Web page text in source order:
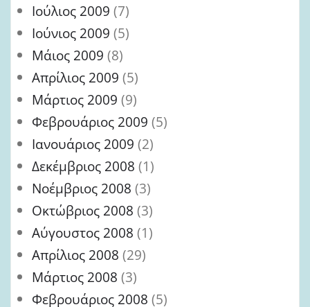
Ιούλιος 2009 (7)
Ιούνιος 2009 (5)
Μάιος 2009 (8)
Απρίλιος 2009 (5)
Μάρτιος 2009 (9)
Φεβρουάριος 2009 (5)
Ιανουάριος 2009 (2)
Δεκέμβριος 2008 (1)
Νοέμβριος 2008 (3)
Οκτώβριος 2008 (3)
Αύγουστος 2008 (1)
Απρίλιος 2008 (29)
Μάρτιος 2008 (3)
Φεβρουάριος 2008 (5)